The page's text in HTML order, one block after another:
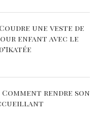
une veste de
enfant avec le
rendre son